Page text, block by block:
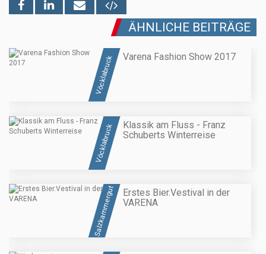
ÄHNLICHE BEITRÄGE
Vöcklabruck Varena Fashion Show 2017
Vöcklabruck
Klassik am Fluss - Franz
Schuberts Winterreise
Salzkammergut
Erstes Bier.Vestival in der
VARENA